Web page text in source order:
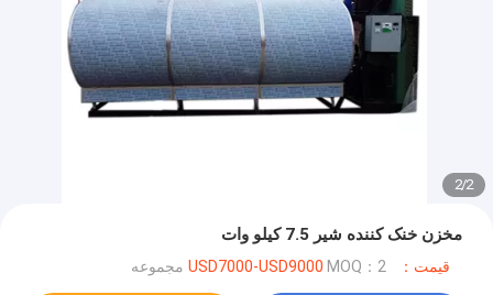
2
/
2
مخزن خنک کننده شیر 7.5 کیلو وات
قیمت：USD7000-USD9000 MOQ：2 مجموعه